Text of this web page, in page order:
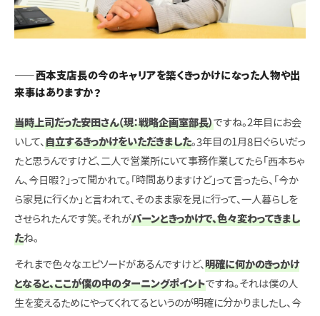
――西本支店長の今のキャリアを築くきっかけになった人物や出
来事はありますか？
当時上司だった安田さん（現：戦略企画室部長）ですね。2年目にお会
いして、 自立するきっかけをいただきました。3年目の1月8日ぐらいだっ
たと思うんですけど、二人で営業所にいて事務作業してたら「西本ちゃ
ん、今日暇？」って聞かれて。「時間ありますけど」って言ったら、「今か
ら家見に行くか」と言われて、そのまま家を見に行って、一人暮らしを
させられたんです笑。それがパーンときっかけで、色々変わってきまし
たね。
それまで色々なエピソードがあるんですけど、 明確に何かのきっかけ
となると、ここが僕の中のターニングポイントですね。それは僕の人
生を変えるためにやってくれてるというのが明確に分かりましたし、今